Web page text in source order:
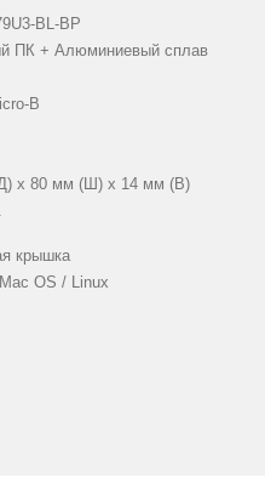
BL-BP
ПК + Алюминиевый сплав
B
х 80 мм (Ш) х 14 мм (В)
крышка
OS / Linux